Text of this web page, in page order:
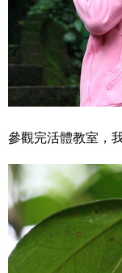
參觀完活體教室，